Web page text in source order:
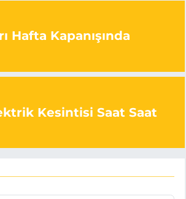
Hafta Kapanışında
Kesintisi Saat Saat